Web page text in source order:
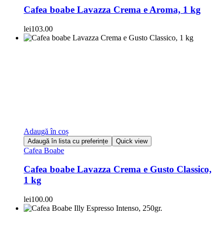
Cafea boabe Lavazza Crema e Aroma, 1 kg
lei103.00
Adaugă în coș
Adaugă în lista cu preferințe Quick view
Cafea Boabe
Cafea boabe Lavazza Crema e Gusto Classico,
1 kg
lei100.00